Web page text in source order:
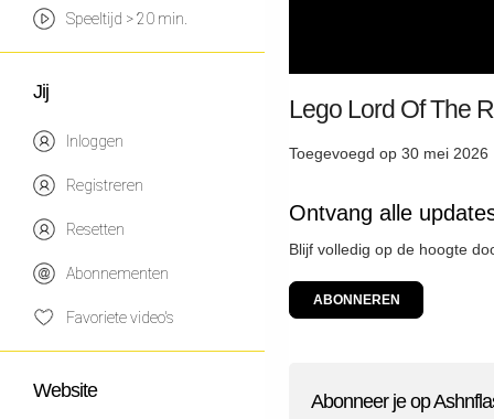
Speeltijd > 20 min.
Jij
Inloggen
Registreren
Resetten
Abonnementen
Favoriete video's
Website
Lego Lord Of The
Toegevoegd op 30 mei
Ontvang alle
Blijf volledig op de hoogte
ABONNEREN
Abonneer je op